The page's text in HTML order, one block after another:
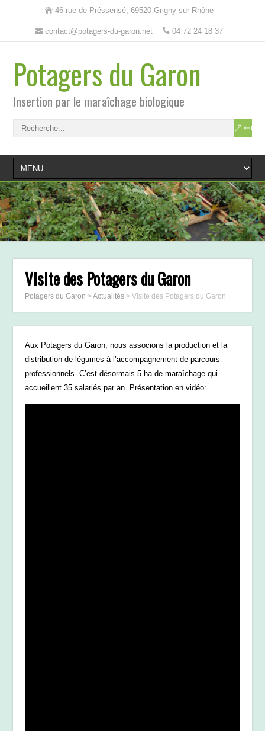
46 rue de Préssensé, 69520 Grigny sur Rhône
contact@potagers-du-garon.net 04 72 24 18 37
Potagers du Garon
Insertion par le maraîchage biologique
Visite des Potagers du Garon
Potagers du Garon >Actualités >Visite des Potagers du Garon
Aux Potagers du Garon, nous associons la production et la
distribution de légumes à l’accompagnement de parcours
professionnels. C’est désormais 5 ha de maraîchage qui
accueillent 35 salariés par an. Présentation en vidéo: